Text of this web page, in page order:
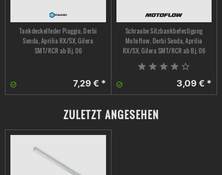
Tankdeckelfeder Piaggio, Derbi
Senda, Aprilia RX/SX, Gilera
SMT/RCR ab Bj. 06
7,29 € *
Schraube Sitzbankbefestigung
Motoflow, Derbi Senda, Aprilia
RX/SX, Gilera SMT/RCR ab Bj. 06
3,09 € *
ZULETZT ANGESEHEN